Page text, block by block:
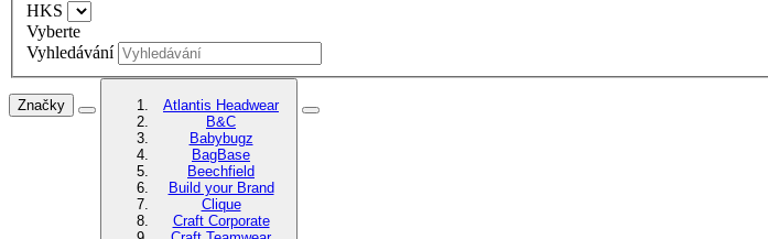
HKS
Vyberte
Vyhledávání
Značky
Atlantis Headwear
B&C
Babybugz
BagBase
Beechfield
Build your Brand
Clique
Craft Corporate